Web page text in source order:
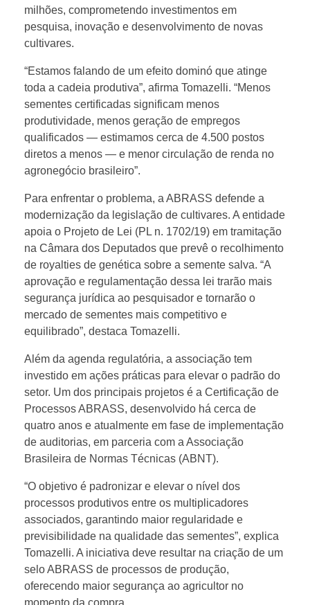
c
a
d
a
s
a
v
a
n
ç
a
m
o
B
r
milhões, comprometendo investimentos em
pesquisa, inovação e desenvolvimento de novas
cultivares.
“Estamos falando de um efeito dominó que atinge
toda a cadeia produtiva”, afirma Tomazelli. “Menos
sementes certificadas significam menos
produtividade, menos geração de empregos
qualificados — estimamos cerca de 4.500 postos
diretos a menos — e menor circulação de renda no
agronegócio brasileiro”.
Para enfrentar o problema, a ABRASS defende a
modernização da legislação de cultivares. A entidade
apoia o Projeto de Lei (PL n. 1702/19) em tramitação
na Câmara dos Deputados que prevê o recolhimento
de royalties de genética sobre a semente salva. “A
aprovação e regulamentação dessa lei trarão mais
segurança jurídica ao pesquisador e tornarão o
mercado de sementes mais competitivo e
equilibrado”, destaca Tomazelli.
Além da agenda regulatória, a associação tem
investido em ações práticas para elevar o padrão do
setor. Um dos principais projetos é a Certificação de
Processos ABRASS, desenvolvido há cerca de
quatro anos e atualmente em fase de implementação
de auditorias, em parceria com a Associação
Brasileira de Normas Técnicas (ABNT).
“O objetivo é padronizar e elevar o nível dos
processos produtivos entre os multiplicadores
associados, garantindo maior regularidade e
previsibilidade na qualidade das sementes”, explica
Tomazelli. A iniciativa deve resultar na criação de um
selo ABRASS de processos de produção,
oferecendo maior segurança ao agricultor no
momento da compra.